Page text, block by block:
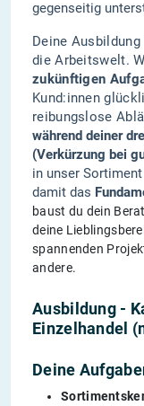
gegenseitig
Deine
die Arbeitswelt.
zukünftigen
Kund:innen
reibungslose
während deiner
(Verkürzung bei
in unser
damit das
baust du dein
deine
spannenden
andere.
Ausbildung -
Einzelhandel
Deine